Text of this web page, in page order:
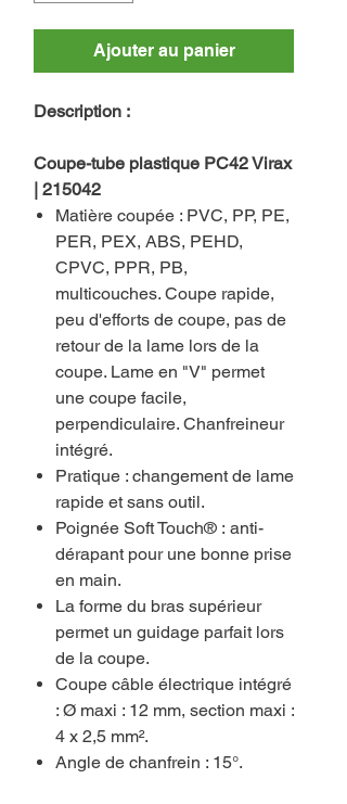
Ajouter au panier
Description :
Coupe-tube plastique PC42 Virax
| 215042
Matière coupée : PVC, PP, PE,
PER, PEX, ABS, PEHD,
CPVC, PPR, PB,
multicouches. Coupe rapide,
peu d'efforts de coupe, pas de
retour de la lame lors de la
coupe. Lame en "V" permet
une coupe facile,
perpendiculaire. Chanfreineur
intégré.
Pratique : changement de lame
rapide et sans outil.
Poignée Soft Touch® : anti-
dérapant pour une bonne prise
en main.
La forme du bras supérieur
permet un guidage parfait lors
de la coupe.
Coupe câble électrique intégré
: Ø maxi : 12 mm, section maxi :
4 x 2,5 mm².
Angle de chanfrein : 15°.